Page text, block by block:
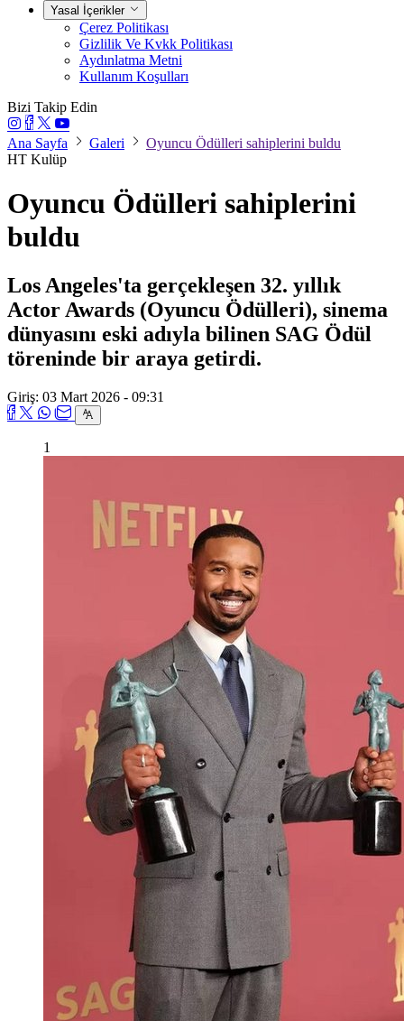
Yasal İçerikler
Çerez Politikası
Gizlilik Ve Kvkk Politikası
Aydınlatma Metni
Kullanım Koşulları
Bizi Takip Edin
Ana Sayfa Galeri
Oyuncu Ödülleri sahiplerini buldu
HT Kulüp
Oyuncu Ödülleri sahiplerini
buldu
Los Angeles'ta gerçekleşen 32. yıllık
Actor Awards (Oyuncu Ödülleri), sinema
dünyasını eski adıyla bilinen SAG Ödül
töreninde bir araya getirdi.
Giriş: 03 Mart 2026 - 09:31
1